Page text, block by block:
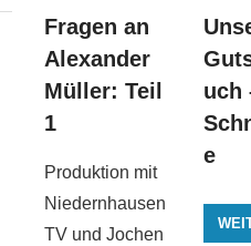
Fragen an
Alexander
Müller: Teil
1
Produktion mit
Niedernhausen
TV und Jochen
uch
e